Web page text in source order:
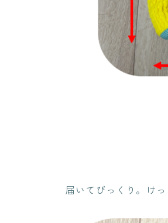
届いてびっくり。けっ